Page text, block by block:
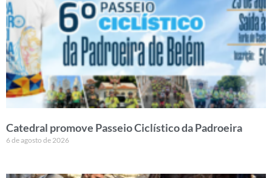
Catedral promove Passeio Ciclístico da Padroeira
6 de agosto de 2026